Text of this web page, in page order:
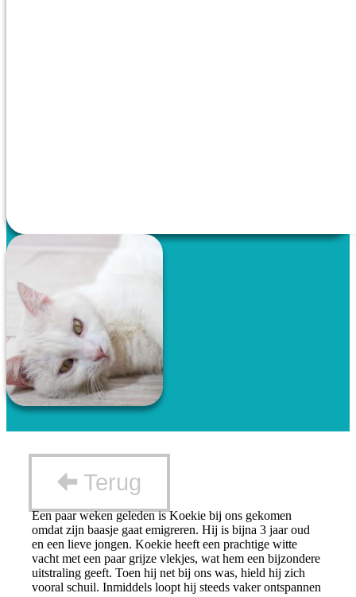
Terug
Een paar weken geleden is Koekie bij ons gekomen
omdat zijn baasje gaat emigreren. Hij is bijna 3 jaar oud
en een lieve jongen. Koekie heeft een prachtige witte
vacht met een paar grijze vlekjes, wat hem een bijzondere
uitstraling geeft. Toen hij net bij ons was, hield hij zich
vooral schuil. Inmiddels loopt hij steeds vaker ontspannen